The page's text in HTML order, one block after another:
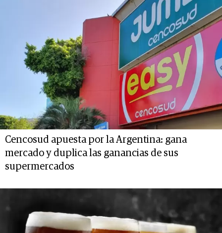
Cencosud apuesta por la Argentina: gana
mercado y duplica las ganancias de sus
supermercados